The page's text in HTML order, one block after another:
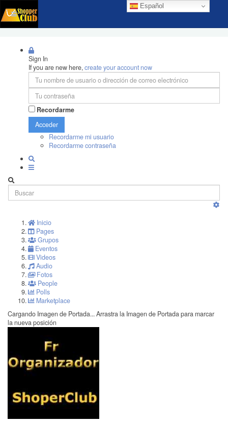
Español
Sign In
If you are new here,create your account now
Recordarme
Acceder
Recordarme mi usuario
Recordarme contraseña
Inicio
Pages
Grupos
Eventos
Videos
Audio
Fotos
People
Polls
Marketplace
Cargando Imagen de Portada... Arrastra la Imagen de Portada para marcar
la nueva posición